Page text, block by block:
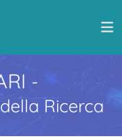
-
Ricerca